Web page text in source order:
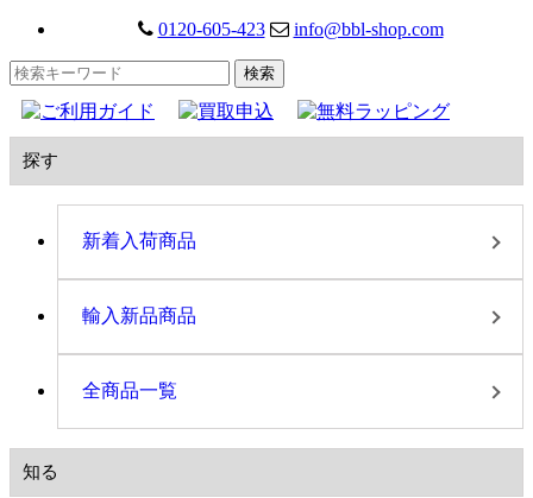
0120-605-423 info@bbl-shop.com
探す
新着入荷商品
輸入新品商品
全商品一覧
知る